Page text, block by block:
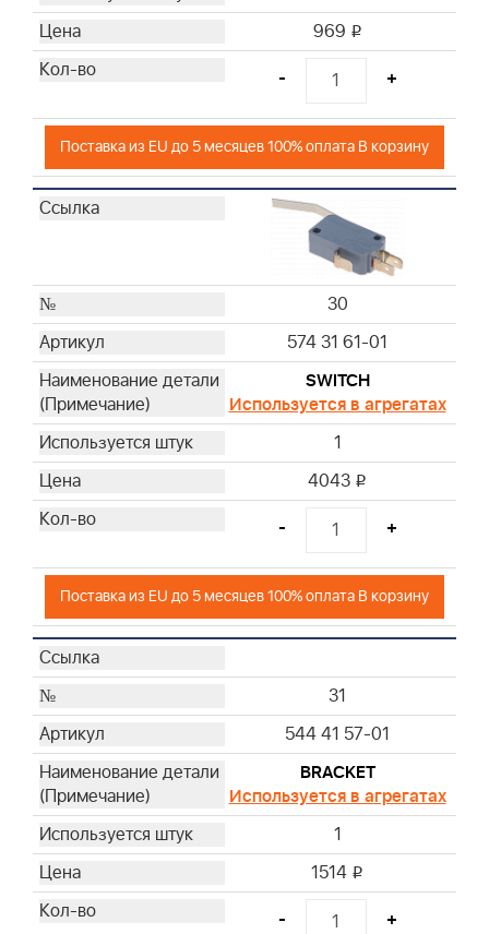
969 i
- +
Поставка из EU до 5 месяцев 100% оплата В корзину
30
574 31 61-01
SWITCH
Используется в агрегатах
1
4043 i
- +
Поставка из EU до 5 месяцев 100% оплата В корзину
31
544 41 57-01
BRACKET
Используется в агрегатах
1
1514 i
- +